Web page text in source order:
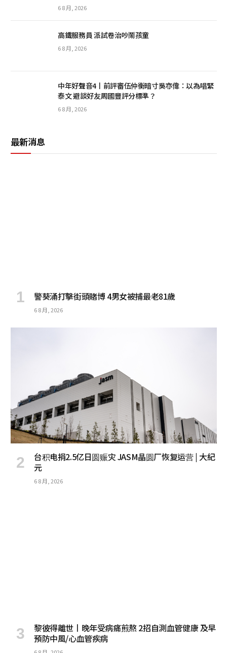
6 8 月, 2026
高鐵服務員 派試卷治吵鬧孩童
6 8 月, 2026
中年好聲音4丨前評審伍仲衡暗寸吳亦偉：以為唱緊
泰文 避談好友周國豐評分標準？
6 8 月, 2026
最新消息
警葵涌打擊街頭賭博 4男女被捕最老81歲
6 8 月, 2026
台积电捐2.5亿日圆赈灾 JASM晶圆厂恢复运营 | 大紀
元
6 8 月, 2026
黎彼得離世丨晚年受病痛煎熬 2招自測血管健康 及早
預防中風/心血管疾病